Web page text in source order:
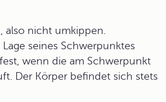
also nicht umkippen.
seines Schwerpunktes
wenn die am Schwerpunkt
Der Körper befindet sich stets